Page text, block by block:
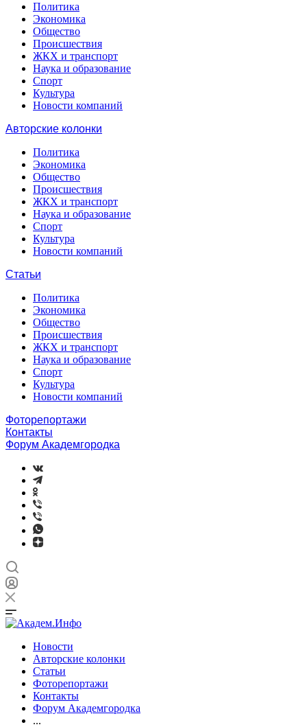
Политика
Экономика
Общество
Происшествия
ЖКХ и транспорт
Наука и образование
Спорт
Культура
Новости компаний
Авторские колонки
Политика
Экономика
Общество
Происшествия
ЖКХ и транспорт
Наука и образование
Спорт
Культура
Новости компаний
Статьи
Политика
Экономика
Общество
Происшествия
ЖКХ и транспорт
Наука и образование
Спорт
Культура
Новости компаний
Фоторепортажи
Контакты
Форум Академгородка
Новости
Авторские колонки
Статьи
Фоторепортажи
Контакты
Форум Академгородка
...